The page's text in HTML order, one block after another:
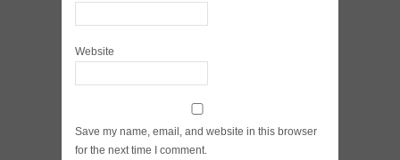
Website
Save my name, email, and website in this browser
for the next time I comment.